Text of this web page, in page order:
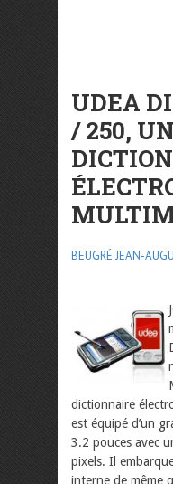
UDEA
/ 250,
BEUGRÉ JEAN-
dictionnaire
est équipé d’un
3.2 pouces avec
pixels. Il
interne de même